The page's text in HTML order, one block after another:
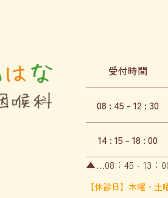
受付時間
08 : 45 - 12 : 30
14 : 15 - 18 : 00
▲…08：45 - 13：
【休診日】木曜・